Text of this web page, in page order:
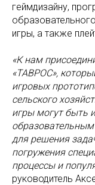
геймдизайну,
игры, а также
«К нам
«ТАВРОС»,
игровых
сельского
игры могут быть
для решения
погружения
процессы и
руководитель